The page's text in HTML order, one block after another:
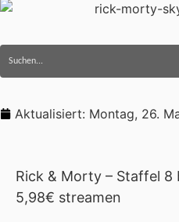
Aktualisiert: Montag, 26.
Rick & Morty – Staffel 8
5,98€ streamen